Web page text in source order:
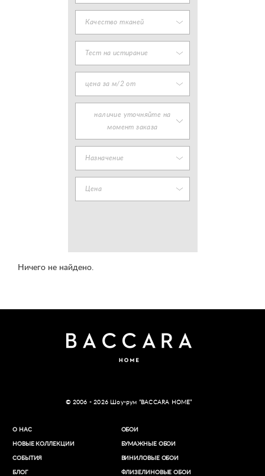
Качество тканей
Тест на истирание
цена за м/2 от
наличие уточняйте на
момент заказа
Назначение
Цена
Ничего не найдено.
© 2006 - 2026 Шоу-рум “BACCARA HOME”
О НАС
НОВЫЕ КОЛЛЕКЦИИ
СОБЫТИЯ
БЛОГ
ОБОИ
БУМАЖНЫЕ ОБОИ
ВИНИЛОВЫЕ ОБОИ​
ФЛИЗЕЛИНОВЫЕ ОБОИ